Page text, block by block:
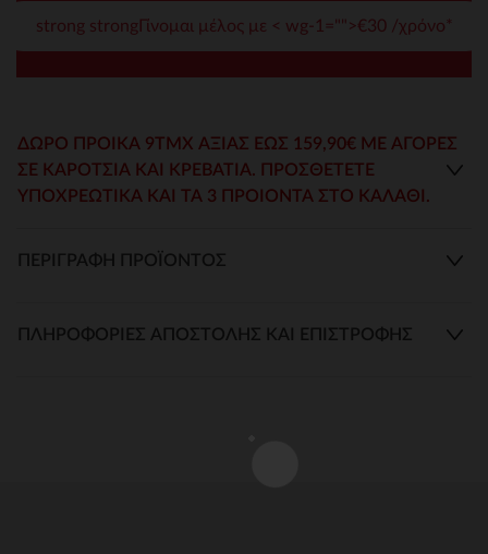
strong strongΓίνομαι μέλος με < wg-1="">€30 /χρόνο*
ΔΏΡΟ ΠΡΟΊΚΑ 9ΤΜΧ ΑΞΊΑΣ ΈΩΣ 159,90€ ΜΕ ΑΓΟΡΕΣ
ΣΕ ΚΑΡΌΤΣΙΑ ΚΑΙ ΚΡΕΒΆΤΙΑ. ΠΡΟΣΘΈΤΕΤΕ
ΥΠΟΧΡΕΩΤΙΚΆ ΚΑΙ ΤΑ 3 ΠΡΟΙΌΝΤΑ ΣΤΟ ΚΑΛΆΘΙ.
ΠΕΡΙΓΡΑΦΉ ΠΡΟΪΌΝΤΟΣ
ΠΛΗΡΟΦΟΡΊΕΣ ΑΠΟΣΤΟΛΉΣ ΚΑΙ ΕΠΙΣΤΡΟΦΉΣ